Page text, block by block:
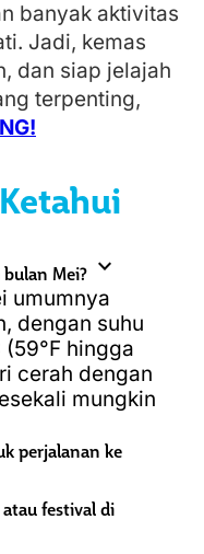
banyak aktivitas
Jadi, kemas
dan siap jelajah
terpenting,
Mei? expand_more
umumnya
dengan suhu
(59°F hingga
cerah dengan
mungkin
perjalanan ke
festival di